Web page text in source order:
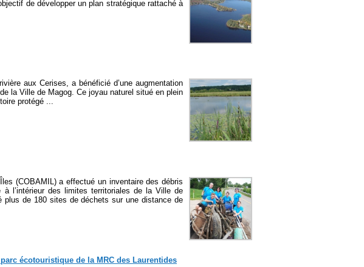
de développer un plan stratégique rattaché à
aux Cerises, a bénéficié d’une augmentation
la Ville de Magog. Ce joyau naturel situé en plein
protégé ...
(COBAMIL) a effectué un inventaire des débris
l’intérieur des limites territoriales de la Ville de
plus de 180 sites de déchets sur une distance de
écotouristique de la MRC des Laurentides